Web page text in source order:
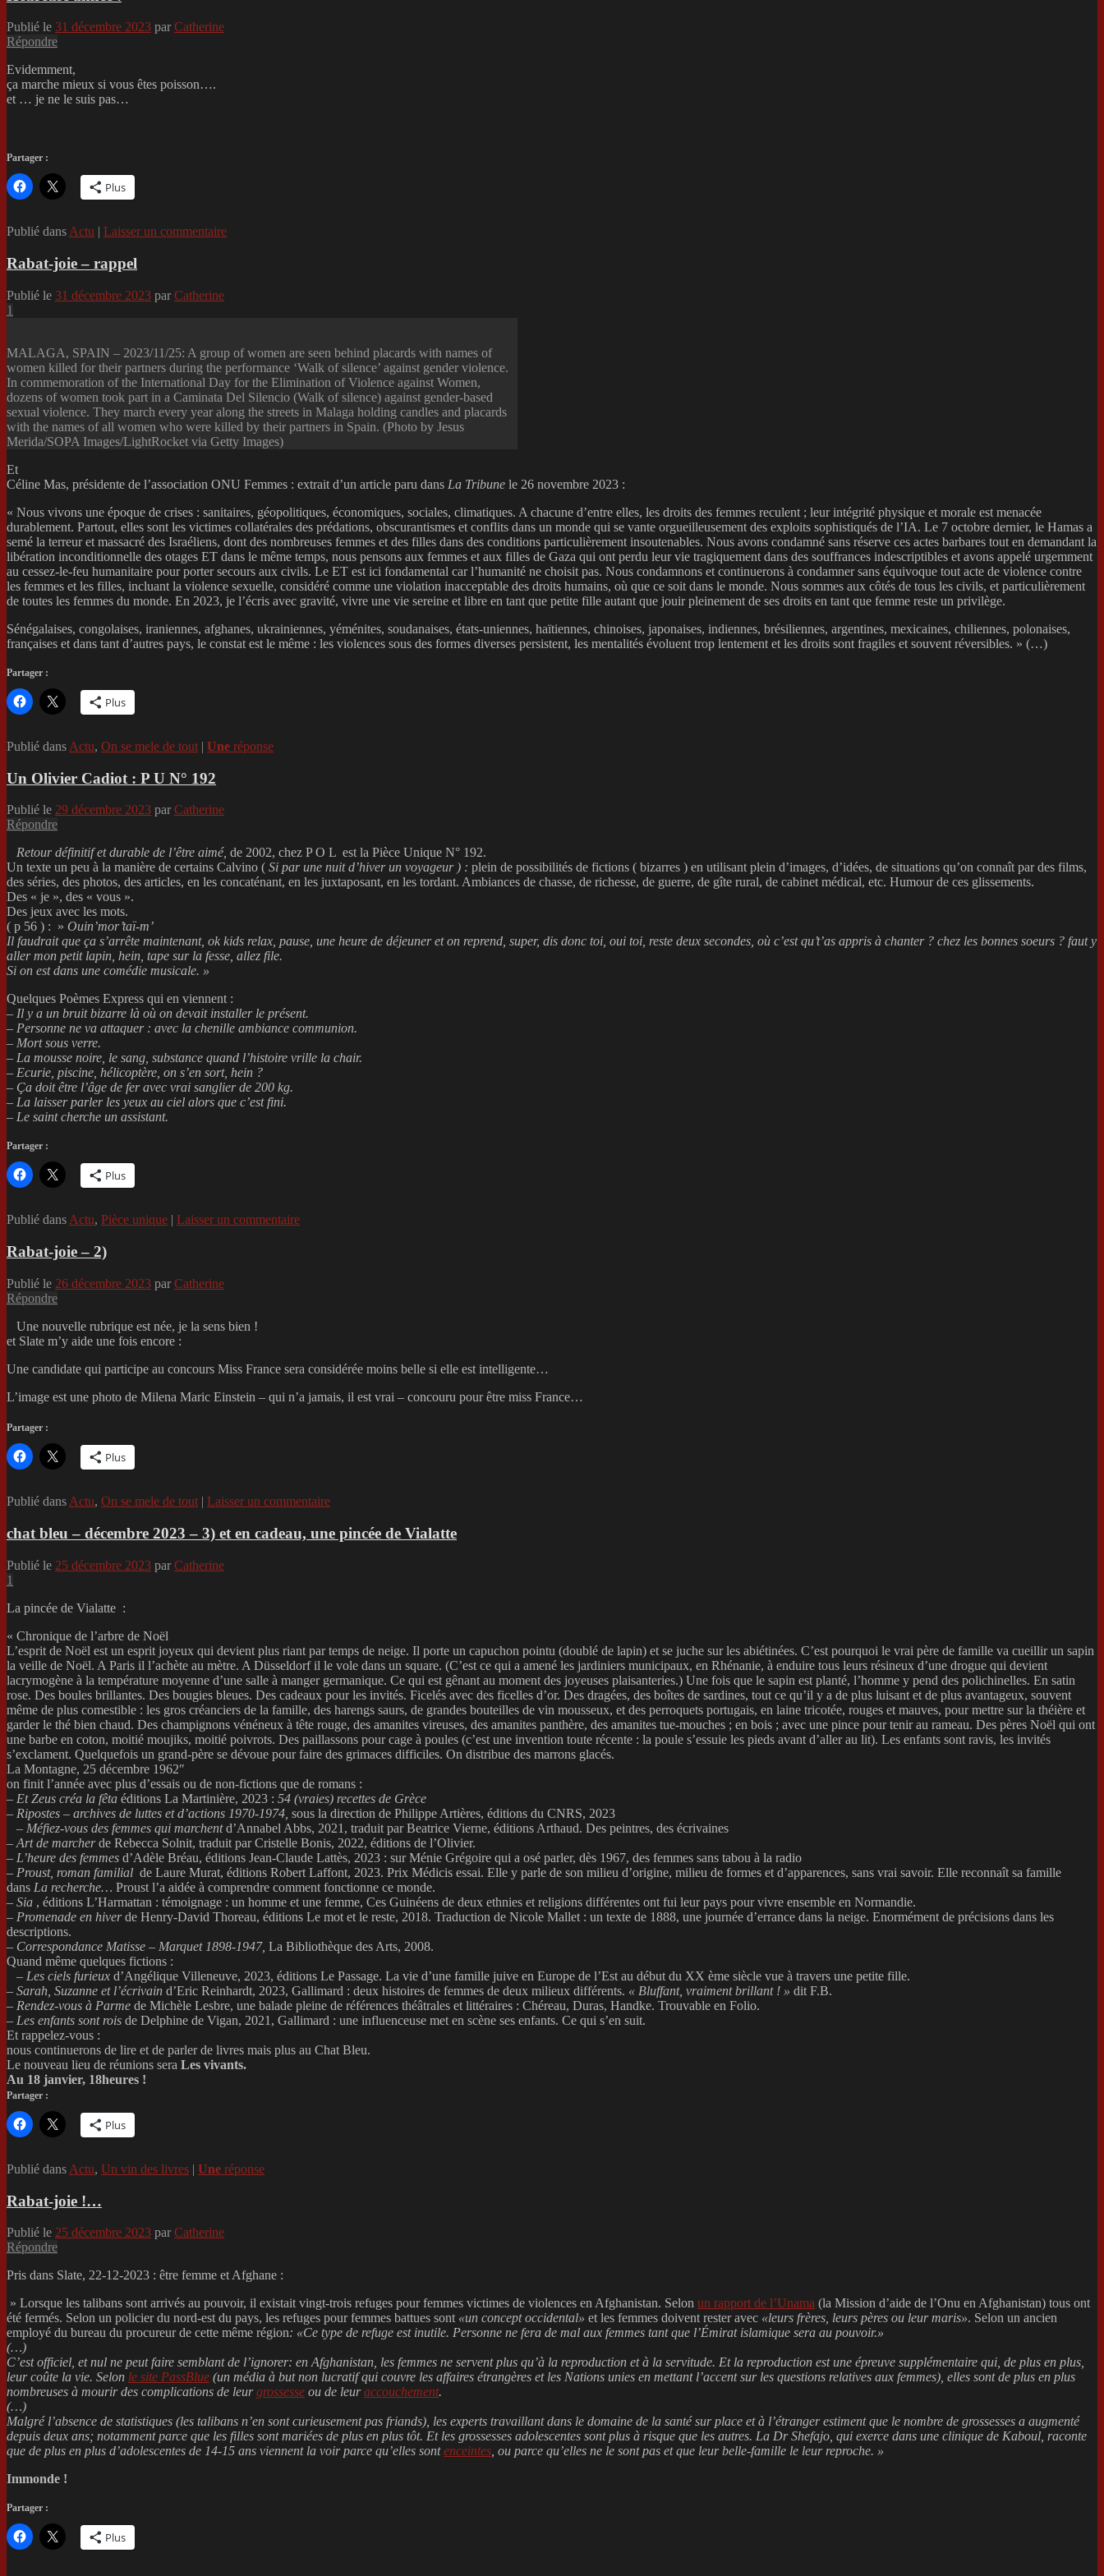
Publié le 31 décembre 2023 par Catherine
Répondre
Evidemment,
ça marche mieux si vous êtes poisson….
et … je ne le suis pas…
Partager :
Plus
Publié dansActu | Laisser un commentaire
Rabat-joie – rappel
Publié le 31 décembre 2023 par Catherine
1
MALAGA, SPAIN – 2023/11/25: A group of women are seen behind placards with names of
women killed for their partners during the performance ‘Walk of silence’ against gender violence.
In commemoration of the International Day for the Elimination of Violence against Women,
dozens of women took part in a Caminata Del Silencio (Walk of silence) against gender-based
sexual violence. They march every year along the streets in Malaga holding candles and placards
with the names of all women who were killed by their partners in Spain. (Photo by Jesus
Merida/SOPA Images/LightRocket via Getty Images)
Et
Céline Mas, présidente de l’association ONU Femmes : extrait d’un article paru dans La Tribune le 26 novembre 2023 :
« Nous vivons une époque de crises : sanitaires, géopolitiques, économiques, sociales, climatiques. A chacune d’entre elles, les droits des femmes reculent ; leur intégrité physique et morale est menacée
durablement. Partout, elles sont les victimes collatérales des prédations, obscurantismes et conflits dans un monde qui se vante orgueilleusement des exploits sophistiqués de l’IA. Le 7 octobre dernier, le Hamas a
semé la terreur et massacré des Israéliens, dont des nombreuses femmes et des filles dans des conditions particulièrement insoutenables. Nous avons condamné sans réserve ces actes barbares tout en demandant la
libération inconditionnelle des otages ET dans le même temps, nous pensons aux femmes et aux filles de Gaza qui ont perdu leur vie tragiquement dans des souffrances indescriptibles et avons appelé urgemment
au cessez-le-feu humanitaire pour porter secours aux civils. Le ET est ici fondamental car l’humanité ne choisit pas. Nous condamnons et continuerons à condamner sans équivoque tout acte de violence contre
les femmes et les filles, incluant la violence sexuelle, considéré comme une violation inacceptable des droits humains, où que ce soit dans le monde. Nous sommes aux côtés de tous les civils, et particulièrement
de toutes les femmes du monde. En 2023, je l’écris avec gravité, vivre une vie sereine et libre en tant que petite fille autant que jouir pleinement de ses droits en tant que femme reste un privilège.
Sénégalaises, congolaises, iraniennes, afghanes, ukrainiennes, yéménites, soudanaises, états-uniennes, haïtiennes, chinoises, japonaises, indiennes, brésiliennes, argentines, mexicaines, chiliennes, polonaises,
françaises et dans tant d’autres pays, le constat est le même : les violences sous des formes diverses persistent, les mentalités évoluent trop lentement et les droits sont fragiles et souvent réversibles. » (…)
Partager :
Plus
Publié dans Actu, On se mele de tout | Une réponse
Un Olivier Cadiot : P U N° 192
Publié le 29 décembre 2023 par Catherine
Répondre
Retour définitif et durable de l’être aimé, de 2002, chez P O L est la Pièce Unique N° 192.
Un texte un peu à la manière de certains Calvino ( Si par une nuit d’hiver un voyageur ) : plein de possibilités de fictions ( bizarres ) en utilisant plein d’images, d’idées, de situations qu’on connaît par des films,
des séries, des photos, des articles, en les concaténant, en les juxtaposant, en les tordant. Ambiances de chasse, de richesse, de guerre, de gîte rural, de cabinet médical, etc. Humour de ces glissements.
Des « je », des « vous ».
Des jeux avec les mots.
( p 56 ) : » Ouin’mor’taï-m’
Il faudrait que ça s’arrête maintenant, ok kids relax, pause, une heure de déjeuner et on reprend, super, dis donc toi, oui toi, reste deux secondes, où c’est qu’t’as appris à chanter ? chez les bonnes soeurs ? faut y
aller mon petit lapin, hein, tape sur la fesse, allez file.
Si on est dans une comédie musicale. »
Quelques Poèmes Express qui en viennent :
– Il y a un bruitbizarre là où on devait installer le présent.
– Personne ne va attaquer : avec la chenille ambiance communion.
– Mort sous verre.
– La mousse noire, le sang, substance quand l’histoire vrille la chair.
– Ecurie, piscine, hélicoptère, on s’en sort, hein ?
– Ça doit être l’âge de fer avec vrai sanglier de 200 kg.
– La laisser parler les yeux au ciel alors que c’est fini.
– Le saint cherche un assistant.
Partager :
Plus
Publié dans Actu, Pièce unique | Laisser un commentaire
Rabat-joie – 2)
Publié le 26 décembre 2023 par Catherine
Répondre
Une nouvelle rubrique est née, je la sens bien !
et Slate m’y aide une fois encore :
Une candidate qui participe au concours Miss France sera considérée moins belle si elle est intelligente…
L’image est une photo de Milena Maric Einstein – qui n’a jamais, il est vrai – concouru pour être miss France…
Partager :
Plus
Publié dansActu, On se mele de tout | Laisser un commentaire
chat bleu – décembre 2023 – 3) et en cadeau, une pincée de Vialatte
Publié le 25 décembre 2023 par Catherine
1
La pincée de Vialatte :
« Chronique de l’arbre de Noël
L’esprit de Noël est un esprit joyeux qui devient plus riant par temps de neige. Il porte un capuchon pointu (doublé de lapin) et se juche sur les abiétinées. C’est pourquoi le vrai père de famille va cueillir un sapin
la veille de Noël. A Paris il l’achète au mètre. A Düsseldorf il le vole dans un square. (C’est ce qui a amené les jardiniers municipaux, en Rhénanie, à enduire tous leurs résineux d’une drogue qui devient
lacrymogène à la température moyenne d’une salle à manger germanique. Ce qui est gênant au moment des joyeuses plaisanteries.) Une fois que le sapin est planté, l’homme y pend des polichinelles. En satin
rose. Des boules brillantes. Des bougies bleues. Des cadeaux pour les invités. Ficelés avec des ficelles d’or. Des dragées, des boîtes de sardines, tout ce qu’il y a de plus luisant et de plus avantageux, souvent
même de plus comestible : les gros créanciers de la famille, des harengs saurs, de grandes bouteilles de vin mousseux, et des perroquets portugais, en laine tricotée, rouges et mauves, pour mettre sur la théière et
garder le thé bien chaud. Des champignons vénéneux à tête rouge, des amanites vireuses, des amanites panthère, des amanites tue-mouches ; en bois ; avec une pince pour tenir au rameau. Des pères Noël qui ont
une barbe en coton, moitié moujiks, moitié poivrots. Des paillassons pour cage à poules (c’est une invention toute récente : la poule s’essuie les pieds avant d’aller au lit). Les enfants sont ravis, les invités
s’exclament. Quelquefois un grand-père se dévoue pour faire des grimaces difficiles. On distribue des marrons glacés.
La Montagne, 25 décembre 1962″
on finit l’année avec plus d’essais ou de non-fictions que de romans :
– Et Zeus créa la fêta éditions La Martinière, 2023 : 54 (vraies) recettes de Grèce
– Ripostes – archives de luttes et d’actions 1970-1974, sous la direction de Philippe Artières, éditions du CNRS, 2023
– Méfiez-vous des femmes qui marchentd’Annabel Abbs, 2021, traduit par Beatrice Vierne, éditions Arthaud. Des peintres, des écrivaines
– Art de marcherde Rebecca Solnit, traduit par Cristelle Bonis, 2022, éditions de l’Olivier.
– L’heure des femmes d’Adèle Bréau, éditions Jean-Claude Lattès, 2023 : sur Ménie Grégoire qui a osé parler, dès 1967, des femmes sans tabou à la radio
– Proust, roman familial de Laure Murat, éditions Robert Laffont, 2023. Prix Médicis essai. Elle y parle de son milieu d’origine, milieu de formes et d’apparences, sans vrai savoir. Elle reconnaît sa famille
dans La recherche… Proust l’a aidée à comprendre comment fonctionne ce monde.
– Sia , éditions L’Harmattan : témoignage : un homme et une femme, Ces Guinéens de deux ethnies et religions différentes ont fui leur pays pour vivre ensemble en Normandie.
– Promenade en hiverde Henry-David Thoreau, éditions Le mot et le reste, 2018. Traduction de Nicole Mallet : un texte de 1888, une journée d’errance dans la neige. Enormément de précisions dans les
descriptions.
– Correspondance Matisse – Marquet 1898-1947, La Bibliothèque des Arts, 2008.
Quand même quelques fictions :
– Les ciels furieux d’Angélique Villeneuve, 2023, éditions Le Passage. La vie d’une famille juive en Europe de l’Est au début du XX ème siècle vue à travers une petite fille.
– Sarah, Suzanne et l’écrivain d’Eric Reinhardt, 2023, Gallimard : deux histoires de femmes de deux milieux différents. « Bluffant, vraiment brillant ! » dit F.B.
– Rendez-vous à Parme de Michèle Lesbre, une balade pleine de références théâtrales et littéraires : Chéreau, Duras, Handke. Trouvable en Folio.
– Les enfants sont rois de Delphine de Vigan, 2021, Gallimard : une influenceuse met en scène ses enfants. Ce qui s’en suit.
Et rappelez-vous :
nous continuerons de lire et de parler de livres mais plus au Chat Bleu.
Le nouveau lieu de réunions sera Les vivants.
Au 18 janvier, 18heures !
Partager :
Plus
Publié dans Actu, Un vin des livres | Une réponse
Rabat-joie !…
Publié le 25 décembre 2023 par Catherine
Répondre
Pris dans Slate, 22-12-2023 : être femme et Afghane :
» Lorsque les talibans sont arrivés au pouvoir, il existait vingt-trois refuges pour femmes victimes de violences en Afghanistan. Selon un rapport de l’Unama (la Mission d’aide de l’Onu en Afghanistan) tous ont
été fermés. Selon un policier du nord-est du pays, les refuges pour femmes battues sont «un concept occidental» et les femmes doivent rester avec «leurs frères, leurs pères ou leur maris». Selon un ancien
employé du bureau du procureur de cette même région: «Ce type de refuge est inutile. Personne ne fera de mal aux femmes tant que l’Émirat islamique sera au pouvoir.»
(…)
C’est officiel, et nul ne peut faire semblant de l’ignorer: en Afghanistan, les femmes ne servent plus qu’à la reproduction et à la servitude. Et la reproduction est une épreuve supplémentaire qui, de plus en plus,
leur coûte la vie. Selon le site PassBlue (un média à but non lucratif qui couvre les affaires étrangères et les Nations unies en mettant l’accent sur les questions relatives aux femmes), elles sont de plus en plus
nombreuses à mourir des complications de leurgrossesse ou de leuraccouchement.
(…)
Malgré l’absence de statistiques (les talibans n’en sont curieusement pas friands), les experts travaillant dans le domaine de la santé sur place et à l’étranger estiment que le nombre de grossesses a augmenté
depuis deux ans; notamment parce que les filles sont mariées de plus en plus tôt. Et les grossesses adolescentes sont plus à risque que les autres. La Dr Shefajo, qui exerce dans une clinique de Kaboul, raconte
que de plus en plus d’adolescentes de 14-15 ans viennent la voir parce qu’elles sontenceintes , ou parce qu’elles ne le sont pas et que leur belle-famille le leur reproche. »
Immonde !
Partager :
Plus